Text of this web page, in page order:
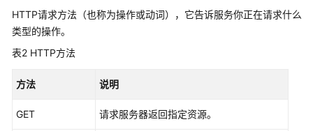
常
见
题
故
HTTP请求方法（也称为操作或动词），它告诉服务你正在请求什么
类型的操作。
表2 HTTP方法
方法 说明
GET 请求服务器返回指定资源。